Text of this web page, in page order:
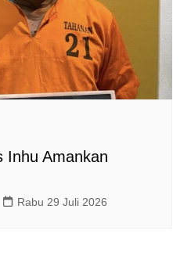
Inhu Amankan
Rabu 29 Juli 2026